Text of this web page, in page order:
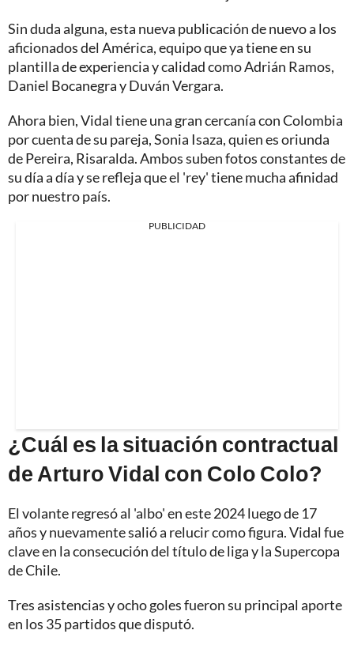
Sin duda alguna, esta nueva publicación de nuevo a los
aficionados del América, equipo que ya tiene en su
plantilla de experiencia y calidad como Adrián Ramos,
Daniel Bocanegra y Duván Vergara.
Ahora bien, Vidal tiene una gran cercanía con Colombia
por cuenta de su pareja, Sonia Isaza, quien es oriunda
de Pereira, Risaralda. Ambos suben fotos constantes de
su día a día y se refleja que el 'rey' tiene mucha afinidad
por nuestro país.
PUBLICIDAD
¿Cuál es la situación contractual
de Arturo Vidal con Colo Colo?
El volante regresó al 'albo' en este 2024 luego de 17
años y nuevamente salió a relucir como figura. Vidal fue
clave en la consecución del título de liga y la Supercopa
de Chile.
Tres asistencias y ocho goles fueron su principal aporte
en los 35 partidos que disputó.